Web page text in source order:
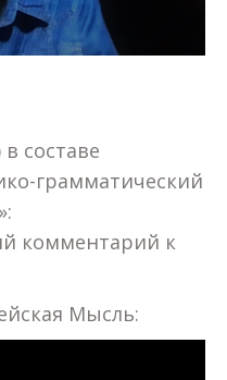
составе
грамматический
комментарий к
Мысль: